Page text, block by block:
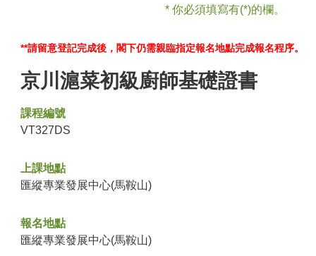
* 你必須填寫有(*)的欄。
**請留意登記完成後，閣下仍需親臨指定報名地點完成報名程序。
京川滬菜初級廚師基礎證書
課程編號
VT327DS
上課地點
匯縱專業發展中心(馬鞍山)
報名地點
匯縱專業發展中心(馬鞍山)